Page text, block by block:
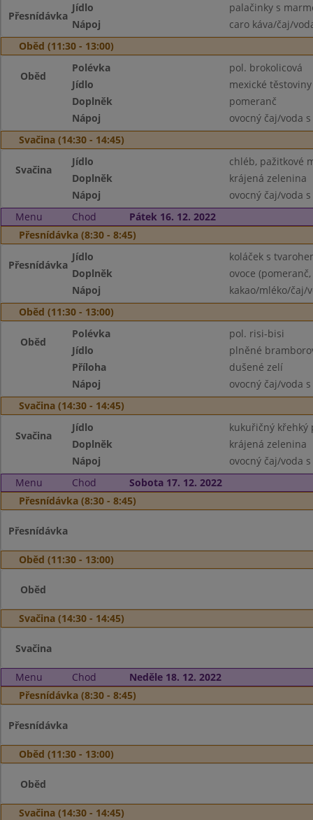
Přesnídávka
Jídlo
palačinky s
Nápoj
caro káva/čaj/
Oběd (11:30 - 13:00)
Oběd
Polévka
pol. brokolicová
Jídlo
mexické
Doplněk
pomeranč
Nápoj
ovocný čaj/voda
Svačina (14:30 - 14:45)
Svačina
Jídlo
chléb, pažitkové
Doplněk
krájená zelenina
Nápoj
ovocný čaj/voda
Menu
Chod
Pátek 16. 12. 2022
Přesnídávka (8:30 - 8:45)
Přesnídávka
Jídlo
koláček s
Doplněk
ovoce
Nápoj
kakao/mléko/čaj/
Oběd (11:30 - 13:00)
Oběd
Polévka
pol. risi-bisi
Jídlo
plněné
Příloha
dušené zelí
Nápoj
ovocný čaj/voda
Svačina (14:30 - 14:45)
Svačina
Jídlo
kukuřičný křehký
Doplněk
krájená zelenina
Nápoj
ovocný čaj/voda
Menu
Chod
Sobota 17. 12. 2022
Přesnídávka (8:30 - 8:45)
Přesnídávka
Oběd (11:30 - 13:00)
Oběd
Svačina (14:30 - 14:45)
Svačina
Menu Chod
Neděle 18. 12. 2022
Přesnídávka (8:30 - 8:45)
Přesnídávka
Oběd (11:30 - 13:00)
Oběd
Svačina (14:30 - 14:45)